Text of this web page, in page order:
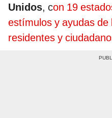
Unidos, con 19
estímulos y ayudas
residentes y